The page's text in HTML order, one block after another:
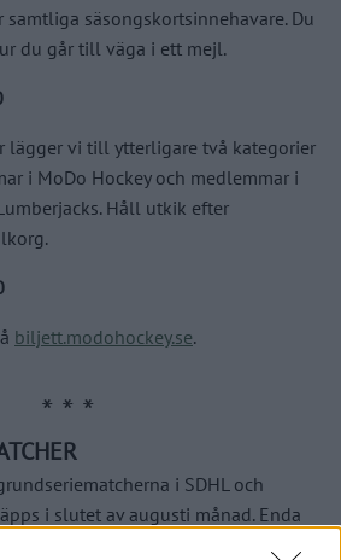
säsongskortsinnehavare. Du
du går till väga i ett mejl.
lägger vi till ytterligare två kategorier
i MoDo Hockey och medlemmar i
Håll utkik efter
biljett.modohockey.se.
i SDHL och
i slutet av augusti månad. Enda